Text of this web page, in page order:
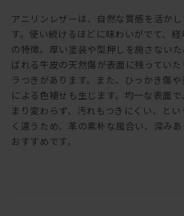
アニリンレザーは、自然な質感を活か
す。使い続けるほどに味わいがでて、
の特徴。厚い塗装や型押しを施さない
ばれる牛皮の天然傷が表面に残ってい
ラつきがあります。また、ひっかき傷
による色褪せも生じます。均一な表面
まり変わらず、汚れもつきにくい、と
く違うため、革の素朴な風合い、深み
おすすめです。